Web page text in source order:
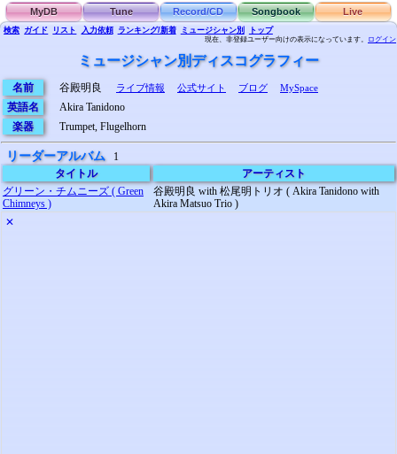
MyDB Tune Record/CD Songbook Live
検索 ガイド リスト 入力依頼 ランキング/新着 ミュージシャン別 トップ
現在、非登録ユーザー向けの表示になっています。 ログイン
ミュージシャン別ディスコグラフィー
名前 谷殿明良 ライブ情報 公式サイト ブログ MySpace
英語名
Akira Tanidono
楽器
Trumpet, Flugelhorn
リーダーアルバム
1
タイトル
アーティスト
グリーン・チムニーズ ( Green
Chimneys )
谷殿明良 with 松尾明トリオ ( Akira Tanidono with
Akira Matsuo Trio )
✕